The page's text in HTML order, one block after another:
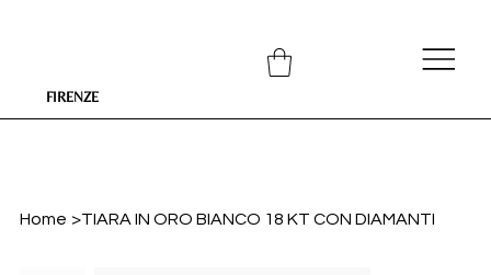
FIRENZE
Home >TIARA IN ORO BIANCO 18 KT CON DIAMANTI